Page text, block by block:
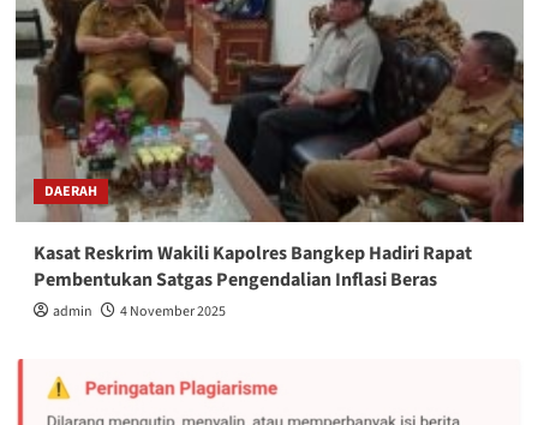
DAERAH
Kasat Reskrim Wakili Kapolres Bangkep Hadiri Rapat
Pembentukan Satgas Pengendalian Inflasi Beras
admin 4 November 2025